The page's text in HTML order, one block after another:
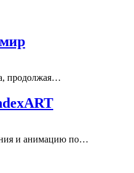
продолжая…
и анимацию по…